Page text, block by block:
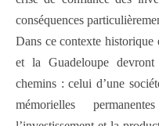
conséquences
Dans ce contexte
et la Guadeloupe
chemins : celui d’une
mémorielles